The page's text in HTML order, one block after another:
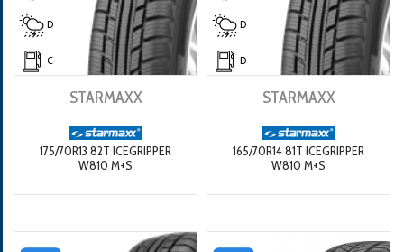
D
C
STARMAXX
175/70R13 82T ICEGRIPPER
W810 M+S
D
D
STARMAXX
165/70R14 81T ICEGRIPPER
W810 M+S